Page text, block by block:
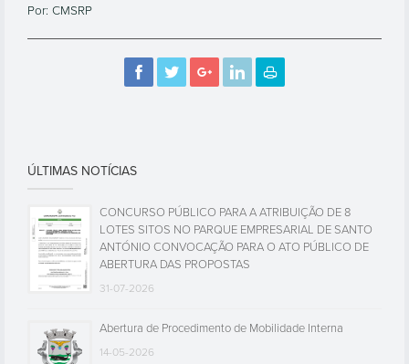
Por: CMSRP
ÚLTIMAS NOTÍCIAS
CONCURSO PÚBLICO PARA A ATRIBUIÇÃO DE 8
LOTES SITOS NO PARQUE EMPRESARIAL DE SANTO
ANTÓNIO CONVOCAÇÃO PARA O ATO PÚBLICO DE
ABERTURA DAS PROPOSTAS
31-07-2026
Abertura de Procedimento de Mobilidade Interna
14-05-2026